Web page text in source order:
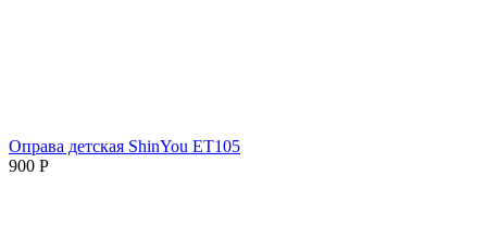
Оправа детская ShinYou ET105
900 Р